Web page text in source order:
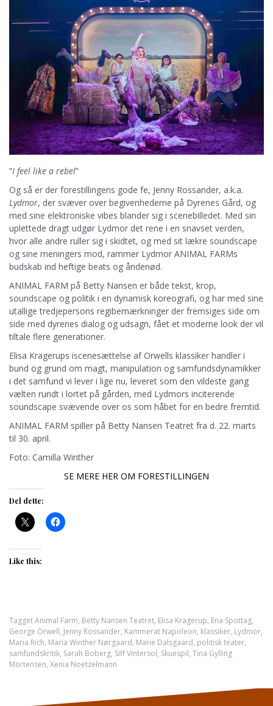
”I feel like a rebel”
Og så er der forestillingens gode fe, Jenny Rossander, a.k.a.
Lydmor, der svæver over begivenhederne på Dyrenes Gård, og
med sine elektroniske vibes blander sig i scenebilledet. Med sin
uplettede dragt udgør Lydmor det rene i en snavset verden,
hvor alle andre ruller sig i skidtet, og med sit lækre soundscape
og sine meningers mod, rammer Lydmor ANIMAL FARMs
budskab ind heftige beats og åndenød.
ANIMAL FARM på Betty Nansen er både tekst, krop,
soundscape og politik i en dynamisk koreografi, og har med sine
utallige tredjepersons regibemærkninger der fremsiges side om
side med dyrenes dialog og udsagn, fået et moderne look der vil
tiltale flere generationer.
Elisa Kragerups iscenesættelse af Orwells klassiker handler i
bund og grund om magt, manipulation og samfundsdynamikker
i det samfund vi lever i lige nu, leveret som den vildeste gang
vælten rundt i lortet på gården, med Lydmors inciterende
soundscape svævende over os som håbet for en bedre fremtid.
ANIMAL FARM spiller på Betty Nansen Teatret fra d. 22. marts
til 30. april.
Foto: Camilla Winther
SE MERE HER OM FORESTILLINGEN
Del dette:
Like this:
TaggetAnimal Farm, Betty Nansen Teatret, Elisa Kragerup, Ena Spottag,
George Orwell, Jenny Rossander, Kammerat Napoleon, klassiker, Lydmor,
Maria Rich, Maria Winther Nørgaard, Marie Dalsgaard, politisk teater,
samfundskritik, Sarah Boberg, Siff Vintersol, Skuespil, Tina Gylling
Mortensen, Xenia Noetzelmann